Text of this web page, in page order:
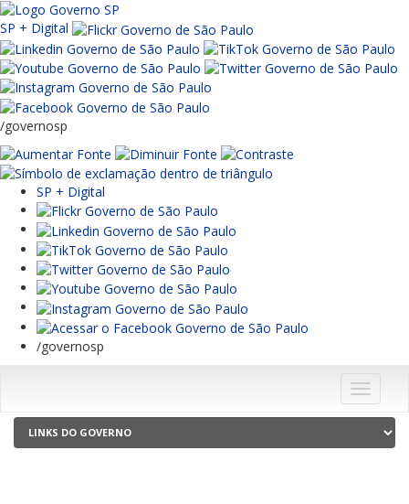
SP + Digital
/governosp
SP + Digital
/governosp
Menu